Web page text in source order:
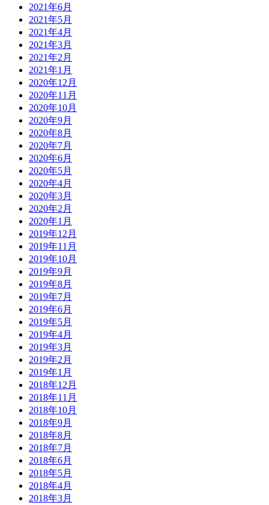
2021年6月
2021年5月
2021年4月
2021年3月
2021年2月
2021年1月
2020年12月
2020年11月
2020年10月
2020年9月
2020年8月
2020年7月
2020年6月
2020年5月
2020年4月
2020年3月
2020年2月
2020年1月
2019年12月
2019年11月
2019年10月
2019年9月
2019年8月
2019年7月
2019年6月
2019年5月
2019年4月
2019年3月
2019年2月
2019年1月
2018年12月
2018年11月
2018年10月
2018年9月
2018年8月
2018年7月
2018年6月
2018年5月
2018年4月
2018年3月